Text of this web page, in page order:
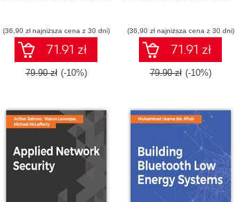
(36,90 zł najniższa cena z 30 dni)
71.91 zł
79.90 zł (-10%)
(36,90 zł najniższa cena z 30 dni)
71.91 zł
79.90 zł (-10%)